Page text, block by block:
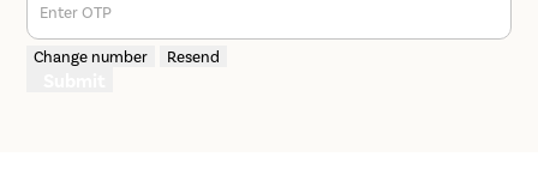
Enter OTP
Change number Resend